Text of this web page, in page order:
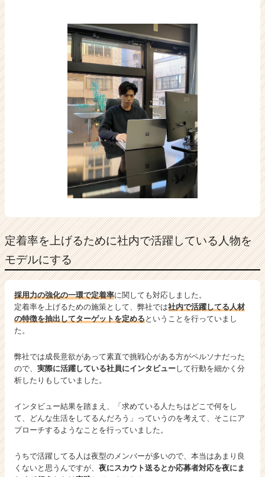
定着率を上げるために社内で活躍している人物を
モデルにする
採用力の強化の一環で定着率に関しても対応しました。
定着率を上げるための施策として、弊社では社内で活躍してる人材
の特徴を抽出してターゲットを定める ということを行っていまし
た。
弊社では成長意欲があって素直で挑戦心がある方がペルソナだった
ので、 実際に活躍している社員にインタビューして行動を細かく分
析したりもしていました。
インタビュー結果を踏まえ、「求めている人たちはどこで何をし
て、どんな生活をしてるんだろう」っていうのを考えて、そこにア
プローチするようなことを行っていました。
うちで活躍してる人は夜型のメンバーが多いので、本当はあまり良
くないと思うんですが、 夜にスカウト送るとか応募者対応を夜にま